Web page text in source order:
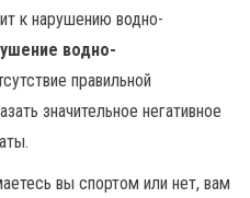
к нарушению водно-
водно-
правильной
значительное негативное
вы спортом или нет, вам